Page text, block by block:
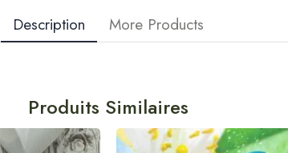
Description More Products
Produits Similaires